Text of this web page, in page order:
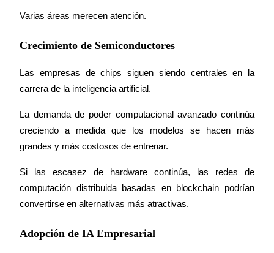
Varias áreas merecen atención.
Crecimiento de Semiconductores
Las empresas de chips siguen siendo centrales en la
carrera de la inteligencia artificial.
La demanda de poder computacional avanzado continúa
creciendo a medida que los modelos se hacen más
grandes y más costosos de entrenar.
Si las escasez de hardware continúa, las redes de
computación distribuida basadas en blockchain podrían
convertirse en alternativas más atractivas.
Adopción de IA Empresarial